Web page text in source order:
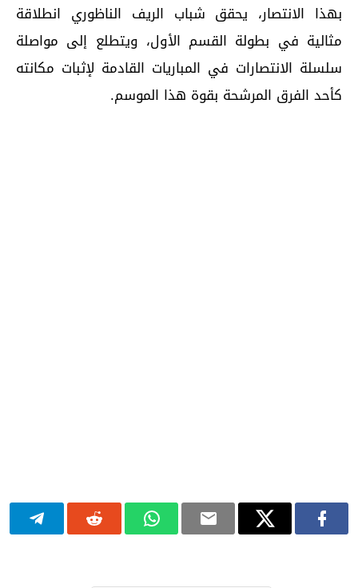
بهذا الانتصار، يحقق شباب الريف الناظوري انطلاقة
مثالية في بطولة القسم الأول، ويتطلع إلى مواصلة
سلسلة الانتصارات في المباريات القادمة لإثبات مكانته
كأحد الفرق المرشحة بقوة هذا الموسم.